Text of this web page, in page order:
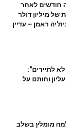
חודשים לאחר
מיליון דולר
ראמן – עדיין
לתיירים":
וחותם על
מומלץ בשלב